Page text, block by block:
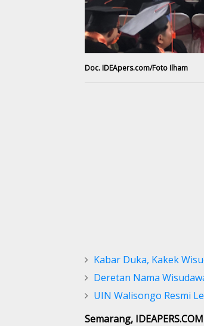
Doc. IDEApers.com/Foto Ilham
Kabar Duka, Kakek
Deretan Nama
UIN Walisongo Resmi
Semarang,